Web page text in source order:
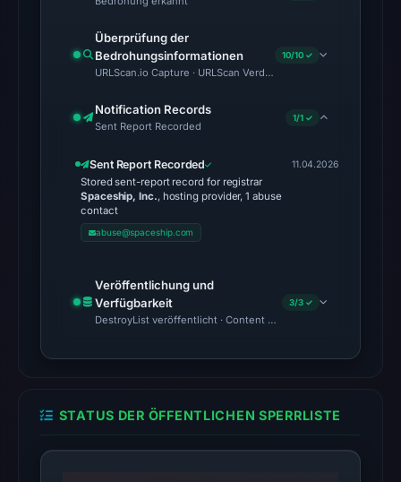
2026
at
UTC.
DBL:
DBL_PHISH
on
Jul
at
18:37
timestamped
Überprüfung der
Bedrohungsinformationen
URLScan.io Capture · URLScan Verdict · Cloudflare Radar
10/10 ✓
Notification Records
Sent Report Recorded
1/1 ✓
Sent Report Recorded
Stored sent-report record for registrar
Spaceship, Inc., hosting provider, 1 abuse
contact
abuse@spaceship.com
11.04.2026
Veröffentlichung und
Verfügbarkeit
DestroyList veröffentlicht · Content Observed Unavailable ·
3/3 ✓
STATUS DER ÖFFENTLICHEN SPERRLISTE